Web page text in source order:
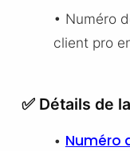
• Numéro
client pro
✅ Détails de
• Numéro